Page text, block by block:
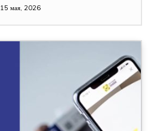
15 мая, 2026